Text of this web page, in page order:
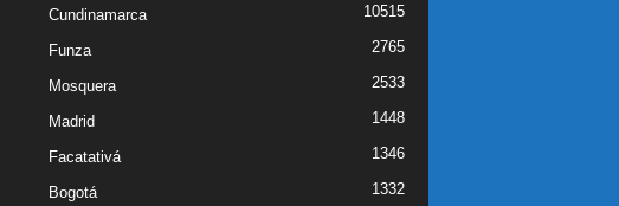
Cundinamarca 10515
Funza 2765
Mosquera 2533
Madrid 1448
Facatativá 1346
Bogotá 1332